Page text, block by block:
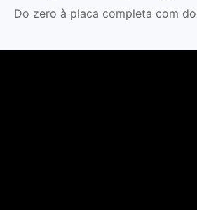
Do zero à placa completa com